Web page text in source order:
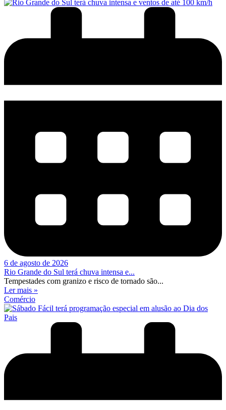
6 de agosto de 2026
Rio Grande do Sul terá chuva intensa e...
Tempestades com granizo e risco de tornado são...
Ler mais »
Comércio